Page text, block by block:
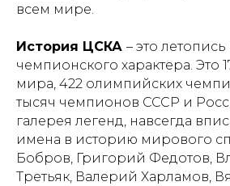
всем мире.
История ЦСКА – это
чемпионского характера. Это
мира, 422 олимпийских
тысяч чемпионов СССР и
галерея легенд, навсегда
имена в историю мирового
Бобров, Григорий Федотов,
Третьяк, Валерий Харламов,
Купить билет